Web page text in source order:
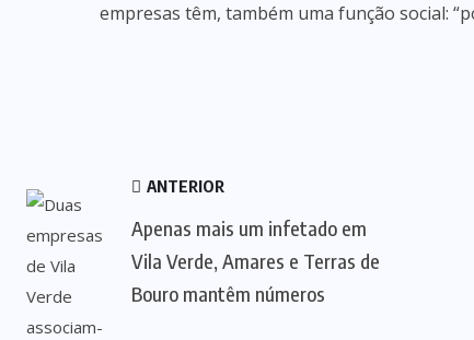
empresas têm, também uma função social:
ANTERIOR
Apenas mais um infetado em
Vila Verde, Amares e Terras de
Bouro mantêm números